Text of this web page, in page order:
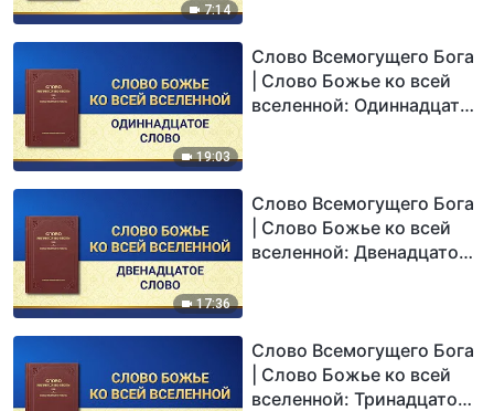
7:14
19:03
Слово Всемогущего Бога
| Слово Божье ко всей
вселенной: Одиннадцатое
17:36
Слово Всемогущего Бога
| Слово Божье ко всей
вселенной: Двенадцатое
Слово Всемогущего Бога
| Слово Божье ко всей
вселенной: Тринадцатое